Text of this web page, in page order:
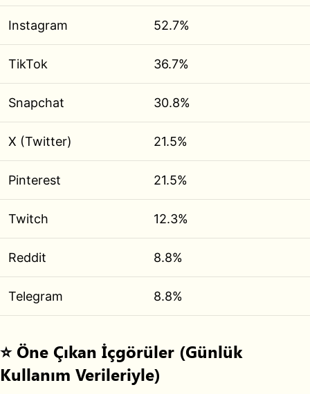
Instagram 52.7%
TikTok 36.7%
Snapchat 30.8%
X (Twitter) 21.5%
Pinterest 21.5%
Twitch 12.3%
Reddit 8.8%
Telegram 8.8%
⭐ Öne Çıkan İçgörüler (Günlük
Kullanım Verileriyle)